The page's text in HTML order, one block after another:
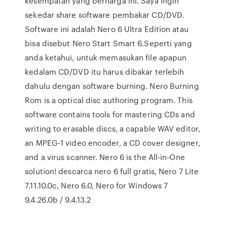
sekedar share software pembakar CD/DVD.
Software ini adalah Nero 6 Ultra Edition atau
bisa disebut Nero Start Smart 6.Seperti yang
anda ketahui, untuk memasukan file apapun
kedalam CD/DVD itu harus dibakar terlebih
dahulu dengan software burning. Nero Burning
Rom is a optical disc authoring program. This
software contains tools for mastering CDs and
writing to erasable discs, a capable WAV editor,
an MPEG-1 video encoder, a CD cover designer,
and a virus scanner. Nero 6 is the All-in-One
solution! descarca nero 6 full gratis, Nero 7 Lite
7.11.10.0c, Nero 6.0, Nero for Windows 7
9.4.26.0b / 9.4.13.2